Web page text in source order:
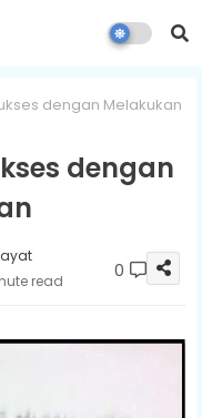
dengan Melakukan
dengan
read 0